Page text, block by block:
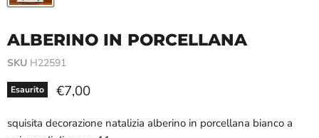
ALBERINO IN PORCELLANA
SKU H22591
Esaurito Prezzo attuale
€7,00
squisita decorazione natalizia alberino in porcellana bianco a